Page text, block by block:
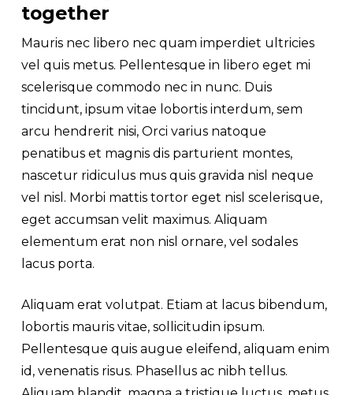
together
Mauris nec libero nec quam imperdiet ultricies
vel quis metus. Pellentesque in libero eget mi
scelerisque commodo nec in nunc. Duis
tincidunt, ipsum vitae lobortis interdum, sem
arcu hendrerit nisi, Orci varius natoque
penatibus et magnis dis parturient montes,
nascetur ridiculus mus quis gravida nisl neque
vel nisl. Morbi mattis tortor eget nisl scelerisque,
eget accumsan velit maximus. Aliquam
elementum erat non nisl ornare, vel sodales
lacus porta.
Aliquam erat volutpat. Etiam at lacus bibendum,
lobortis mauris vitae, sollicitudin ipsum.
Pellentesque quis augue eleifend, aliquam enim
id, venenatis risus. Phasellus ac nibh tellus.